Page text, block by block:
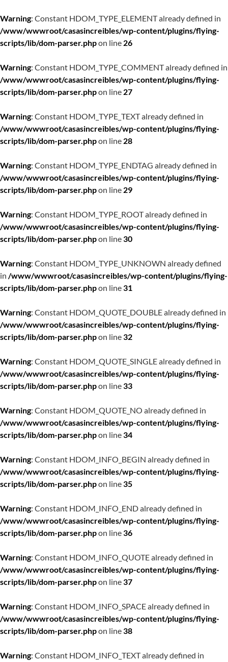
Warning: Constant HDOM_TYPE_ELEMENT already defined in
/www/wwwroot/casasincreibles/wp-content/plugins/flying-
scripts/lib/dom-parser.phpon line 26
Warning: Constant HDOM_TYPE_COMMENT already defined in
/www/wwwroot/casasincreibles/wp-content/plugins/flying-
scripts/lib/dom-parser.phpon line 27
Warning: Constant HDOM_TYPE_TEXT already defined in
/www/wwwroot/casasincreibles/wp-content/plugins/flying-
scripts/lib/dom-parser.phpon line 28
Warning: Constant HDOM_TYPE_ENDTAG already defined in
/www/wwwroot/casasincreibles/wp-content/plugins/flying-
scripts/lib/dom-parser.phpon line 29
Warning: Constant HDOM_TYPE_ROOT already defined in
/www/wwwroot/casasincreibles/wp-content/plugins/flying-
scripts/lib/dom-parser.phpon line30
Warning: Constant HDOM_TYPE_UNKNOWN already defined
in /www/wwwroot/casasincreibles/wp-content/plugins/flying-
scripts/lib/dom-parser.phpon line31
Warning: Constant HDOM_QUOTE_DOUBLE already defined in
/www/wwwroot/casasincreibles/wp-content/plugins/flying-
scripts/lib/dom-parser.phpon line32
Warning: Constant HDOM_QUOTE_SINGLE already defined in
/www/wwwroot/casasincreibles/wp-content/plugins/flying-
scripts/lib/dom-parser.phpon line33
Warning: Constant HDOM_QUOTE_NO already defined in
/www/wwwroot/casasincreibles/wp-content/plugins/flying-
scripts/lib/dom-parser.phpon line34
Warning: Constant HDOM_INFO_BEGIN already defined in
/www/wwwroot/casasincreibles/wp-content/plugins/flying-
scripts/lib/dom-parser.phpon line35
Warning: Constant HDOM_INFO_END already defined in
/www/wwwroot/casasincreibles/wp-content/plugins/flying-
scripts/lib/dom-parser.phpon line36
Warning: Constant HDOM_INFO_QUOTE already defined in
/www/wwwroot/casasincreibles/wp-content/plugins/flying-
scripts/lib/dom-parser.phpon line37
Warning: Constant HDOM_INFO_SPACE already defined in
/www/wwwroot/casasincreibles/wp-content/plugins/flying-
scripts/lib/dom-parser.phpon line38
Warning: Constant HDOM_INFO_TEXT already defined in